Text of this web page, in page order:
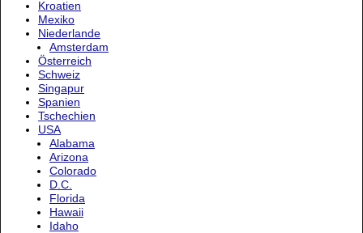
Kroatien
Mexiko
Niederlande
Amsterdam
Österreich
Schweiz
Singapur
Spanien
Tschechien
USA
Alabama
Arizona
Colorado
D.C.
Florida
Hawaii
Idaho